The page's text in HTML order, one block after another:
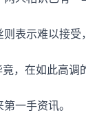
表示难以接受
，在如此高调
一手资讯。